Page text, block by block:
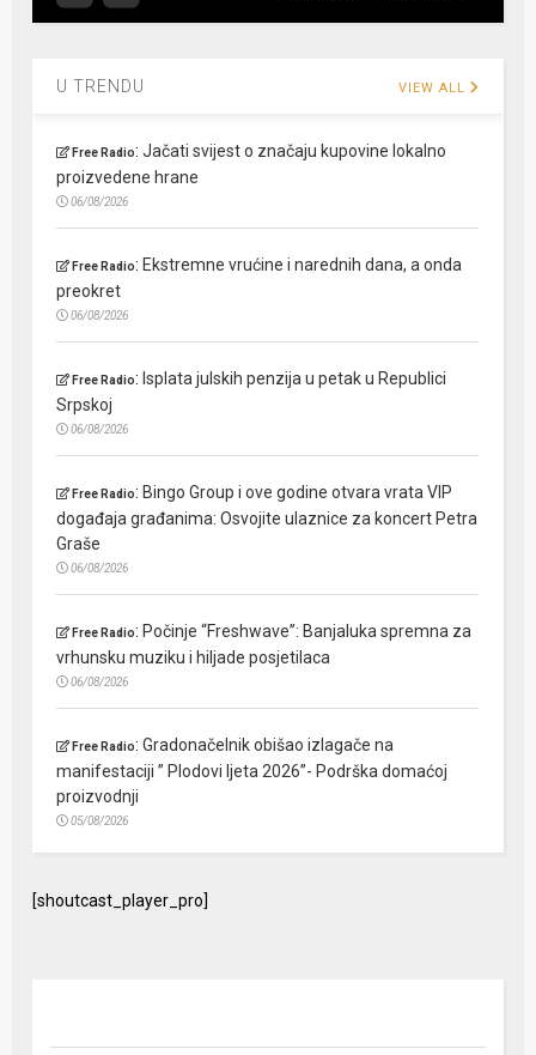
U TRENDU VIEW ALL
Free Radio:Jačati svijest o značaju kupovine lokalno
proizvedene hrane
06/08/2026
Free Radio: Ekstremne vrućine i narednih dana, a onda
preokret
06/08/2026
Free Radio: Isplata julskih penzija u petak u Republici
Srpskoj
06/08/2026
Free Radio: Bingo Group i ove godine otvara vrata VIP
događaja građanima: Osvojite ulaznice za koncert Petra
Graše
06/08/2026
Free Radio: Počinje “Freshwave”: Banjaluka spremna za
vrhunsku muziku i hiljade posjetilaca
06/08/2026
Free Radio:Gradonačelnik obišao izlagače na
manifestaciji ” Plodovi ljeta 2026”- Podrška domaćoj
proizvodnji
05/08/2026
[shoutcast_player_pro]